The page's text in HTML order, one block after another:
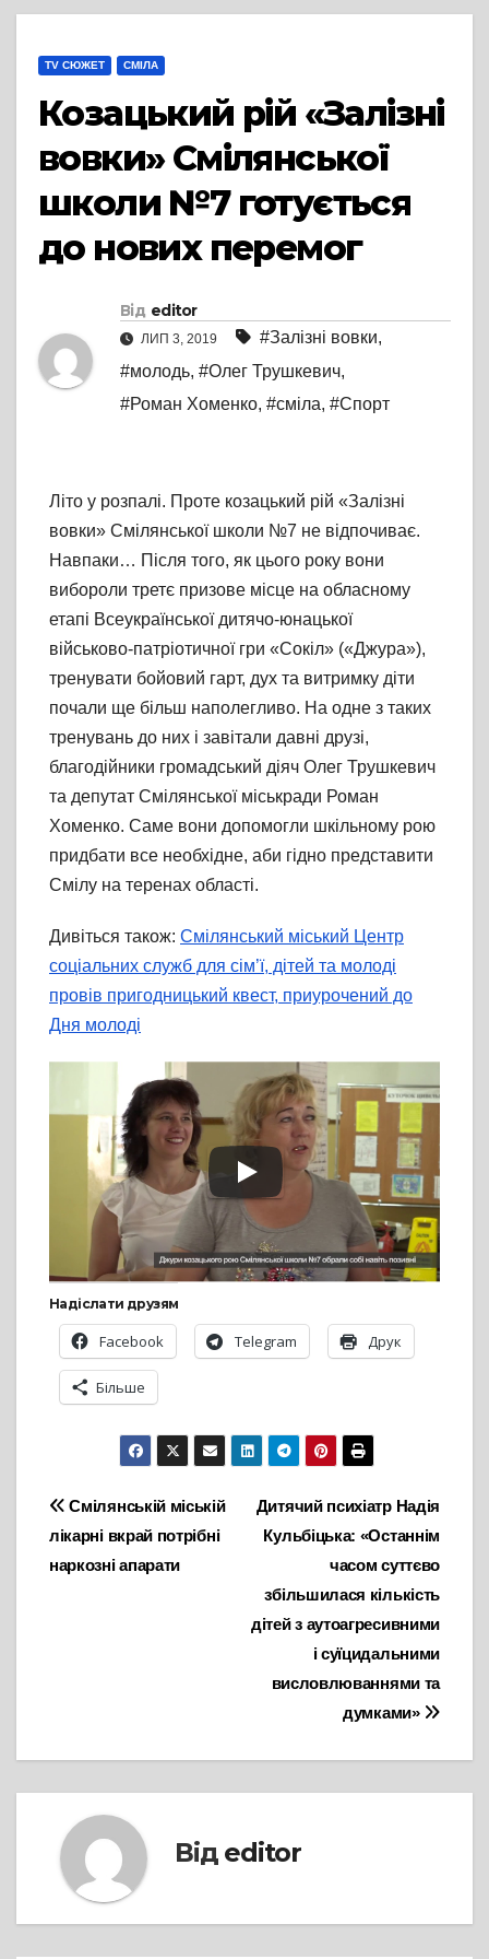
TV СЮЖЕТ СМІЛА
Козацький рій «Залізні
вовки» Смілянської
школи №7 готується
до нових перемог
Від editor
ЛИП 3, 2019 #Залізні вовки,
#молодь, #Олег Трушкевич,
#Роман Хоменко, #сміла, #Спорт
Літо у розпалі. Проте козацький рій «Залізні
вовки» Смілянської школи №7 не відпочиває.
Навпаки… Після того, як цього року вони
вибороли третє призове місце на обласному
етапі Всеукраїнської дитячо-юнацької
військово-патріотичної гри «Сокіл» («Джура»),
тренувати бойовий гарт, дух та витримку діти
почали ще більш наполегливо. На одне з таких
тренувань до них і завітали давні друзі,
благодійники громадський діяч Олег Трушкевич
та депутат Смілянської міськради Роман
Хоменко. Саме вони допомогли шкільному рою
придбати все необхідне, аби гідно представити
Смілу на теренах області.
Дивіться також: Смілянський міський Центр
соціальних служб для сім’ї, дітей та молоді
провів пригодницький квест, приурочений до
Дня молоді
Надіслати друзям
Facebook Telegram Друк
Більше
Навігація
записів
Дитячий психіатр Надія
Кульбіцька: «Останнім
часом суттєво
збільшилася кількість
дітей з аутоагресивними
і суїцидальними
висловлюваннями та
думками»
Смілянській міській
лікарні вкрай потрібні
наркозні апарати
Від editor